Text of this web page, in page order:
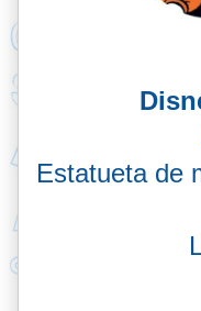
Estatueta de